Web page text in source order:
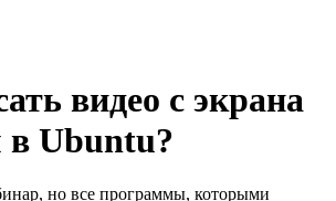
видео с экрана
в Ubuntu?
но все программы, которыми